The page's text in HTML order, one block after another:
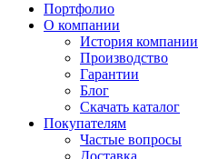
Портфолио
О компании
История компании
Производство
Гарантии
Блог
Скачать каталог
Покупателям
Частые вопросы
Доставка